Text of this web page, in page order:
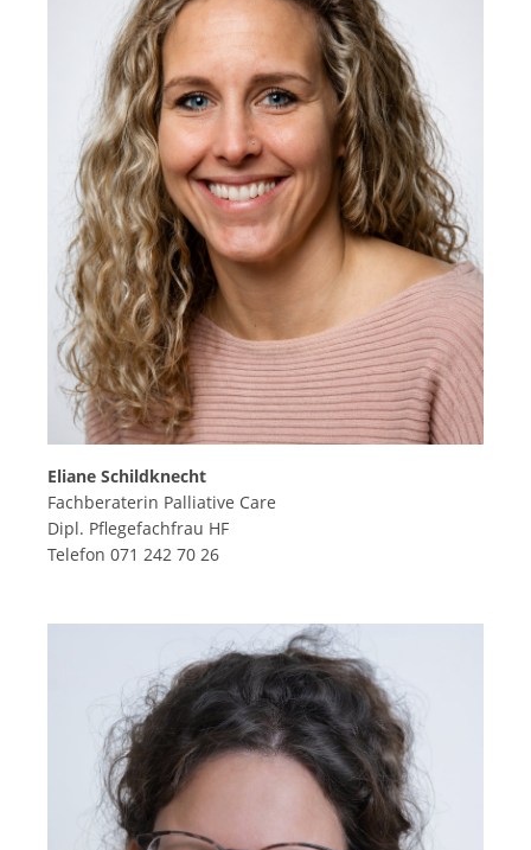
Eliane Schildknecht
Fachberaterin Palliative Care
Dipl. Pflegefachfrau HF
Telefon 071 242 70 26